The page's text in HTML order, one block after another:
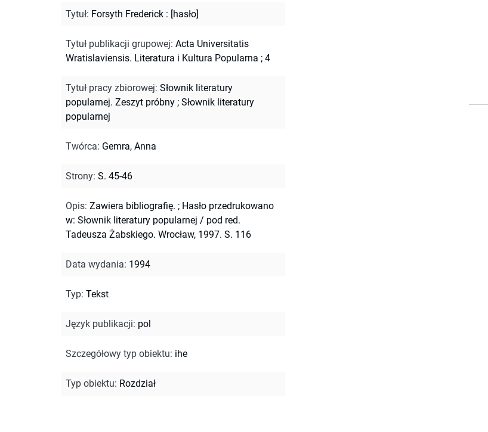
Tytuł: Forsyth Frederick : [hasło]
Tytuł publikacji grupowej: Acta Universitatis
Wratislaviensis. Literatura i Kultura Popularna ; 4
Tytuł pracy zbiorowej: Słownik literatury
popularnej. Zeszyt próbny ; Słownik literatury
popularnej
Twórca: Gemra, Anna
Strony: S. 45-46
Opis: Zawiera bibliografię. ; Hasło przedrukowano
w: Słownik literatury popularnej / pod red.
Tadeusza Żabskiego. Wrocław, 1997. S. 116
Data wydania: 1994
Typ: Tekst
Język publikacji: pol
Szczegółowy typ obiektu: ihe
Typ obiektu: Rozdział